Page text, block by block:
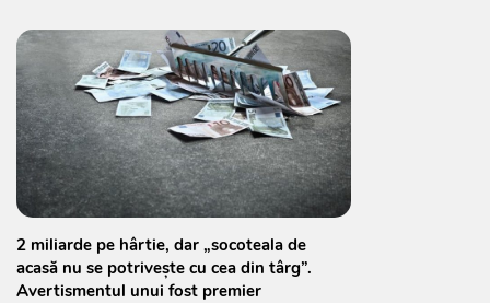
2 miliarde pe hârtie, dar „socoteala de
acasă nu se potrivește cu cea din târg”.
Avertismentul unui fost premier